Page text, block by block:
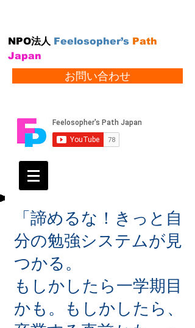
NPO法人 Feelosopher’s Path
Japan
お問い合わせ
「諦めるな！きっと自
分の勉強システムが見
つかる。
もしかしたら一学期目
かも。もしかしたら、